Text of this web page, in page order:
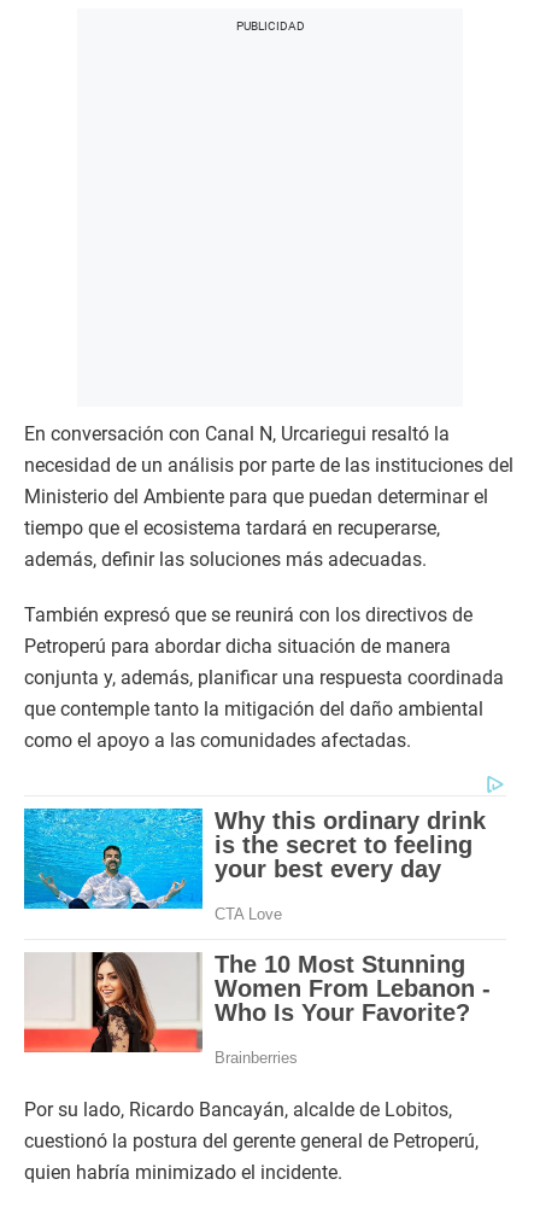
En conversación con Canal N, Urcariegui resaltó la
necesidad de un análisis por parte de las instituciones del
Ministerio del Ambiente para que puedan determinar el
tiempo que el ecosistema tardará en recuperarse,
además, definir las soluciones más adecuadas.
También expresó que se reunirá con los directivos de
Petroperú para abordar dicha situación de manera
conjunta y, además, planificar una respuesta coordinada
que contemple tanto la mitigación del daño ambiental
como el apoyo a las comunidades afectadas.
Por su lado, Ricardo Bancayán, alcalde de Lobitos,
cuestionó la postura del gerente general de Petroperú,
quien habría minimizado el incidente.